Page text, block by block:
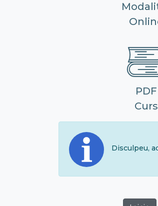
PDF
Curs
Disculpeu,